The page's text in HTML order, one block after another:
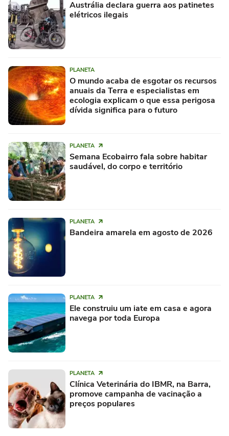
Austrália declara guerra aos patinetes
elétricos ilegais
PLANETA
O mundo acaba de esgotar os recursos
anuais da Terra e especialistas em
ecologia explicam o que essa perigosa
dívida significa para o futuro
PLANETA
Semana Ecobairro fala sobre habitar
saudável, do corpo e território
PLANETA
Bandeira amarela em agosto de 2026
PLANETA
Ele construiu um iate em casa e agora
navega por toda Europa
PLANETA
Clínica Veterinária do IBMR, na Barra,
promove campanha de vacinação a
preços populares